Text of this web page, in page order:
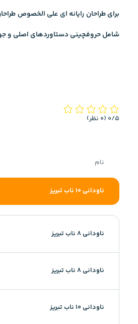
برای طراحان رایانه ای علی الخصوص
شامل حروفچینی دستاوردهای اصلی و
‫0/5 ‫(0 نظر)
نام
ناودانی 10 ناب تبریز
ناودانی 8 ناب تبریز
ناودانی 8 ناب تبریز
ناودانی 10 ناب تبریز